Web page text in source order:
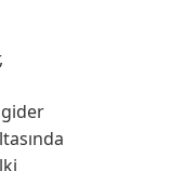
gider